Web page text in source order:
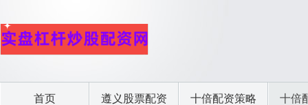
首页 遵义股票配资 十倍配资策略 十倍